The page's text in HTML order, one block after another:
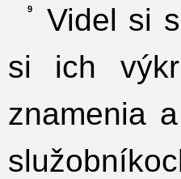
9
Videl si
si ich
znamenia